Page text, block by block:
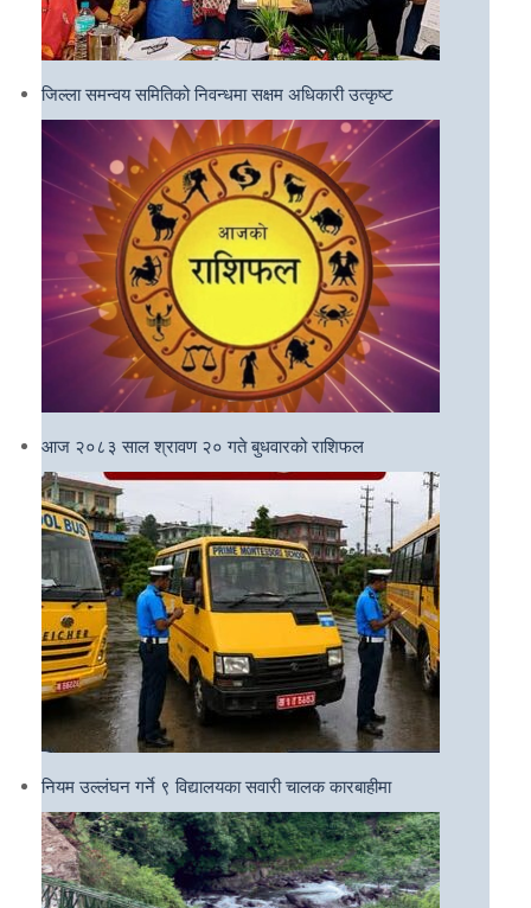
जिल्ला समन्वय समितिको निवन्धमा सक्षम अधिकारी उत्कृष्ट
आज २०८३ साल श्रावण २० गते बुधवारको राशिफल
नियम उल्लंघन गर्ने ९ विद्यालयका सवारी चालक कारबाहीमा